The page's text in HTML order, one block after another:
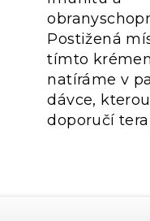
Postižená
tímto
natíráme v
dávce, kterou
doporučí